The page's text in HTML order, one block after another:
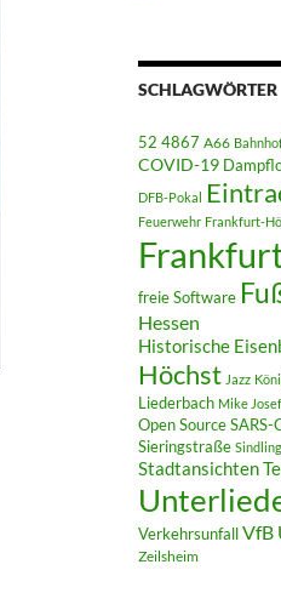
SCHLAGWÖRTER
52 4867 A66
COVID-19
DFB-Pokal
Feuerwehr Frankfurt-
freie Software
Hessen
Historische
Höchst Jazz
Liederbach Mike Josef
Open SourceSARS-
Sieringstraße
Stadtansichten
VerkehrsunfallVfB
Zeilsheim